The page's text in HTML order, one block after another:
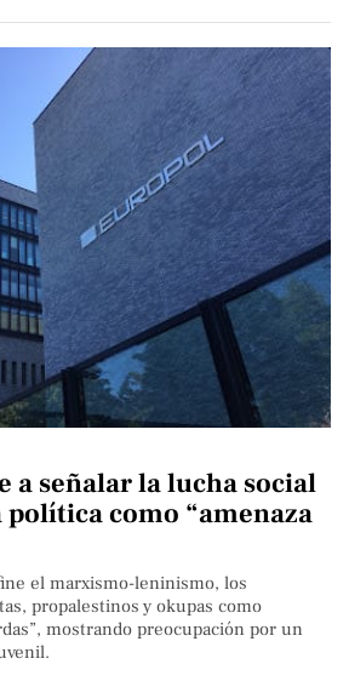
a señalar la lucha social
como “amenaza
el marxismo-leninismo, los
propalestinos y okupas como
mostrando preocupación por un